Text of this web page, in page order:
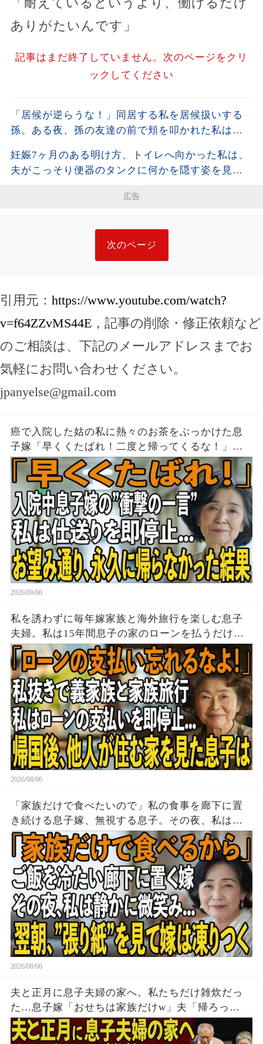
ありがたいんです」
記事はまだ終了していません。次のページをクリ
ックしてください
「居候が逆らうな！」同居する私を居候扱いする
孫。ある夜、孫の友達の前で頬を叩かれた私は静
妊娠7ヶ月のある明け方、トイレへ向かった私は、
夫がこっそり便器のタンクに何かを隠す姿を見て
は声も出せず凍りついた――
広告
次のページ
引用元： https://www.youtube.com/watch?
v=f64ZZvMS44E ，記事の削除・修正依頼など
のご相談は、下記のメールアドレスまでお
気軽にお問い合わせください。
jpanyelse@gmail.com
癌で入院した姑の私に熱々のお茶をぶっかけた息
子嫁「早くくたばれ！二度と帰ってくるな！」→
お望みどおり私は息子夫婦へ仕送りを停止し、永
久に帰らなかった結果
2026/08/06
私を誘わずに毎年嫁家族と海外旅行を楽しむ息子
夫婦。私は15年間息子の家のローンを払うだけ黙
って実印を押し家を即売却→帰国後、他人が住む
家を見た息子は顔面蒼白に
2026/08/06
「家族だけで食べたいので」私の食事を廊下に置
き続ける息子嫁、無視する息子。その夜、私は黙
って姿を消した→翌朝、玄関の張り紙に息子嫁は
顔面蒼白に
2026/08/06
夫と正月に息子夫婦の家へ。私たちだけ雑炊だっ
た…息子嫁「おせちは家族だけw」夫「帰ろっ
か…」私「そうね」→翌日、息子嫁から100件の鬼
電が…